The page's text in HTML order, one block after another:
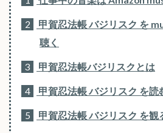
2
甲賀忍法帳 バジリスク を
聴く
3 甲賀忍法帳バジリスクとは
4 甲賀忍法帳 バジリスク を読
5 甲賀忍法帳 バジリスク を観